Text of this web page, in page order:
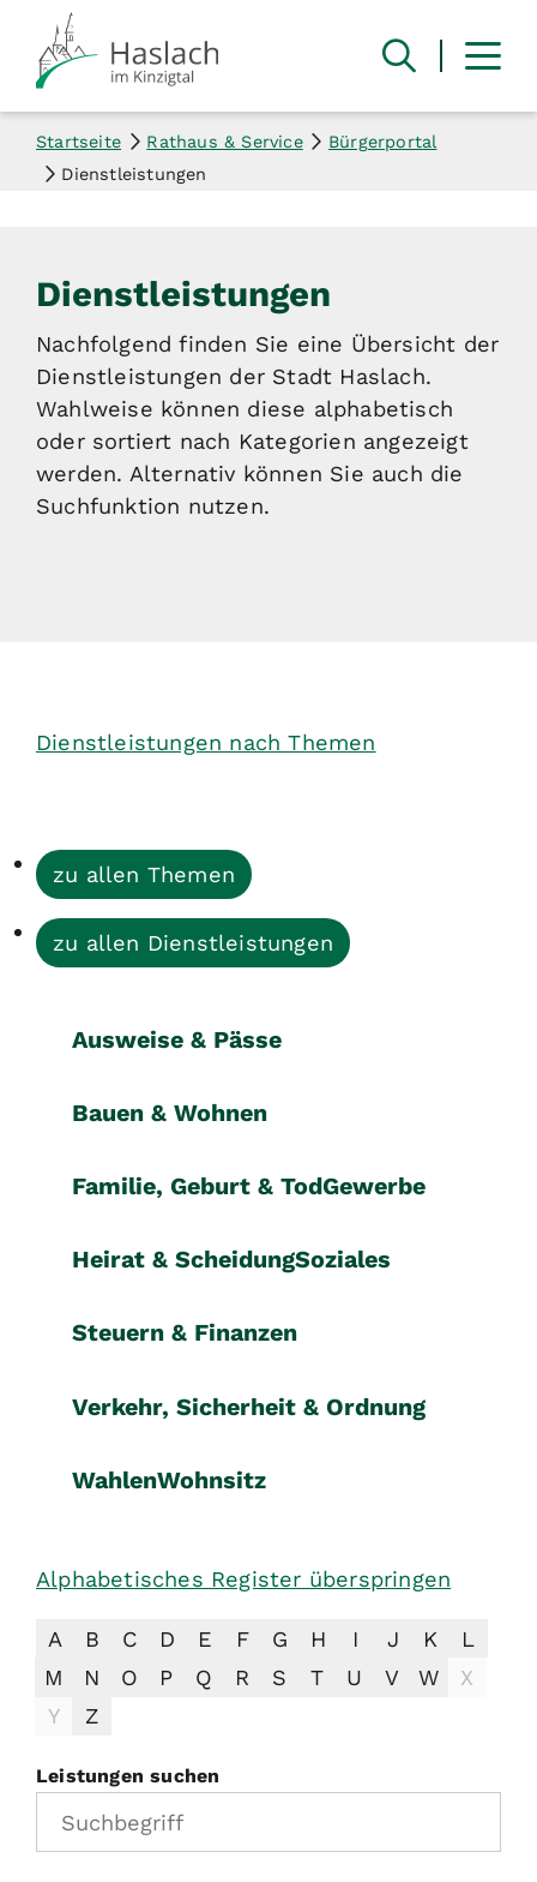
Startseite Rathaus & Service
Bürgerportal
Dienstleistungen
Dienstleistungen
Nachfolgend finden Sie eine Übersicht der
Dienstleistungen der Stadt Haslach.
Wahlweise können diese alphabetisch
oder sortiert nach Kategorien angezeigt
werden. Alternativ können Sie auch die
Suchfunktion nutzen.
zu allen Themen
zu allen Dienstleistungen
Dienstleistungen nach Themen
Ausweise & Pässe
Bauen & Wohnen
Familie, Geburt & TodGewerbe
Heirat & ScheidungSoziales
Steuern & Finanzen
Verkehr, Sicherheit & Ordnung
WahlenWohnsitz
Alphabetisches Register überspringen
A B C D E F G H I J K
L
M
N O P Q R S T U V W
X
Y
Z
Leistungen suchen